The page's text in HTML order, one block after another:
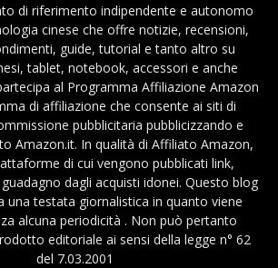
di riferimento indipendente e autonomo
cinese che offre notizie, recensioni,
guide, tutorial e tanto altro su
tablet, notebook, accessori e anche
al Programma Affiliazione Amazon
di affiliazione che consente ai siti di
pubblicitaria pubblicizzando e
Amazon.it. In qualità di Affiliato Amazon,
di cui vengono pubblicati link,
dagli acquisti idonei. Questo blog
una testata giornalistica in quanto viene
alcuna periodicità . Non può pertanto
editoriale ai sensi della legge n° 62
del 7.03.2001